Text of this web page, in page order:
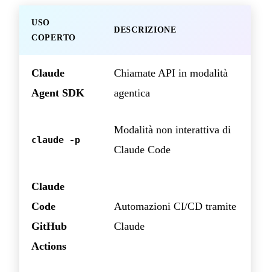
USO
COPERTO
DESCRIZIONE
Claude
Agent SDK
Chiamate API in modalità
agentica
claude -p
Modalità non interattiva di
Claude Code
Claude
Code
GitHub
Actions
Automazioni CI/CD tramite
Claude